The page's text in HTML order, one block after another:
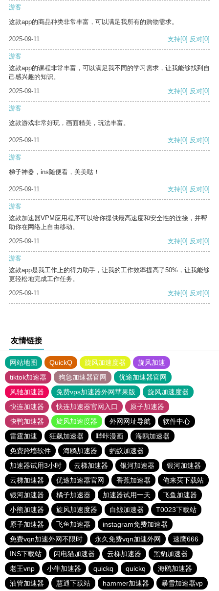
游客
这款app的商品种类非常丰富，可以满足我所有的购物需求。
2025-09-11 支持[0] 反对[0]
游客
这款app的课程非常丰富，可以满足我不同的学习需求，让我能够找到自
己感兴趣的知识。
2025-09-11
支持[0] 反对[0]
游客
这款游戏非常好玩，画面精美，玩法丰富。
2025-09-11 支持[0] 反对[0]
游客
梯子神器，ins随便看，美美哒！
2025-09-11 支持[0] 反对[0]
游客
这款加速器VPM应用程序可以给你提供最高速度和安全性的连接，并帮
助你在网络上自由移动。
2025-09-11
支持[0] 反对[0]
游客
这款app是我工作上的得力助手，让我的工作效率提高了50%，让我能够
更轻松地完成工作任务。
2025-09-11
支持[0] 反对[0]
友情链接
网站地图 QuickQ 旋风加速度器
旋风加速
tiktok加速器
狗急加速器官网
优途加速器官网
风驰加速器
免费vps加速器外网苹果版
旋风加速度器
快连加速器
快连加速器官网入口
原子加速器
快鸭加速器
旋风加速度器 外网网址导航
软件中心
雷霆加速
狂飙加速器 哔咔漫画
海鸥加速器
免费跨墙软件
海鸥加速器
蚂蚁加速器
加速器试用3小时
云梯加速器 银河加速器
银河加速器
云梯加速器
优途加速器官网 香蕉加速器
俺来买下载站
银河加速器
橘子加速器 加速器试用一天
飞鱼加速器
小熊加速器
旋风加速度器 白鲸加速器
T0023下载站
原子加速器
飞鱼加速器
instagram免费加速器
免费vqn加速外网不限时
永久免费vqn加速外网
速鹰666
INS下载站
闪电猫加速器 云梯加速器
黑豹加速器
老王vnp
小牛加速器 quickq quickq
海鸥加速器
油管加速器
慧通下载站 hammer加速器 暴雪加速器vp